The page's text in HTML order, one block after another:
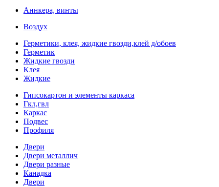
Аннкера, винты
Воздух
Герметики, клея, жидкие гвозди,клей д/обоев
Герметик
Жидкие гвозди
Клея
Жидкие
Гипсокартон и элементы каркаса
Гкл,гвл
Каркас
Подвес
Профиля
Двери
Двери металлич
Двери разные
Канадка
Двери